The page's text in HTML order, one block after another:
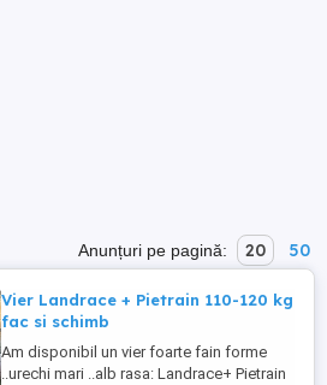
Anunțuri pe pagină: 20 50
Vier Landrace + Pietrain 110-120 kg
fac si schimb
Am disponibil un vier foarte fain forme
..urechi mari ..alb rasa: Landrace+ Pietrain